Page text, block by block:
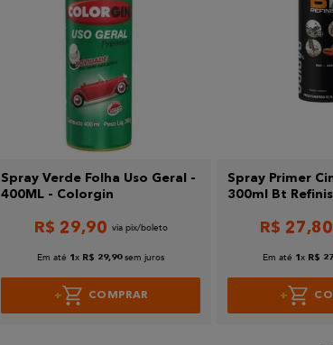
Spray Verde Folha Uso Geral -
400ML - Colorgin
R$ 29,90
Em até 1x R$ 29,90 sem juros
COMPRAR
Spray Primer
300ml Bt
R$ 27,80
Em até 1x R$